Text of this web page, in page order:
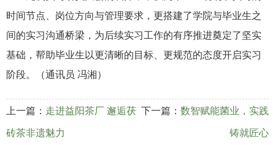
时间节点、岗位方向与管理要求，更搭建了学院与毕业生之
间的实习沟通桥梁，为后续实习工作的有序推进奠定了坚实
基础，帮助毕业生以更清晰的目标、更规范的态度开启实习
阶段。（通讯员 冯湘）
上一篇： 走进益阳茶厂 邂逅茯
砖茶非遗魅力
下一篇： 数智赋能菌业，实践
铸就匠心